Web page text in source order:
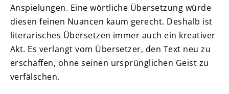
Anspielungen. Eine wörtliche Übersetzung würde
diesen feinen Nuancen kaum gerecht. Deshalb ist
literarisches Übersetzen immer auch ein kreativer
Akt. Es verlangt vom Übersetzer, den Text neu zu
erschaffen, ohne seinen ursprünglichen Geist zu
verfälschen.